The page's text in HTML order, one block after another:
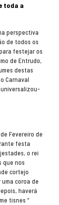
toda a
perspectiva
de todos os
festejar os
de Entrudo,
destas
Carnaval
Fevereiro de
festa
o rei
que nos
cortejo
coroa de
haverá
tisnes “